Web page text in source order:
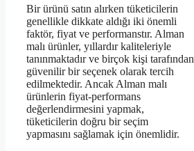
Bir ürünü satın alırken tüketicilerin
genellikle dikkate aldığı iki önemli
faktör, fiyat ve performanstır. Alman
malı ürünler, yıllardır kaliteleriyle
tanınmaktadır ve birçok kişi tarafından
güvenilir bir seçenek olarak tercih
edilmektedir. Ancak Alman malı
ürünlerin fiyat-performans
değerlendirmesini yapmak,
tüketicilerin doğru bir seçim
yapmasını sağlamak için önemlidir.